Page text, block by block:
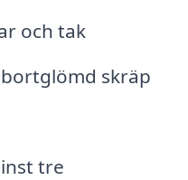
och tak
skräp
tre